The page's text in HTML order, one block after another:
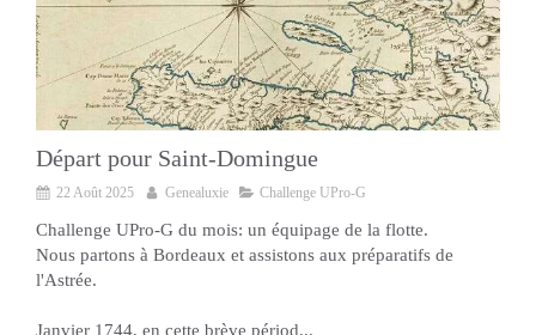
Départ pour Saint-Domingue
22 Août 2025 Genealuxie Challenge UPro-G
Challenge UPro-G du mois: un équipage de la flotte.
Nous partons à Bordeaux et assistons aux préparatifs de
l'Astrée.
Janvier 1744, en cette brève périod...